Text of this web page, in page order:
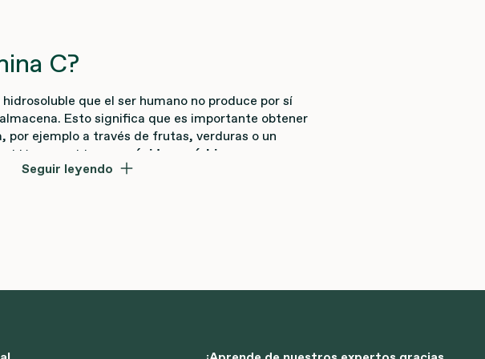
C?
que el ser humano no produce por sí
Esto significa que es importante obtener
por ejemplo a través de frutas, verduras o un
conocida como
ácido ascórbico
una buena resistencia.
Seguir leyendo